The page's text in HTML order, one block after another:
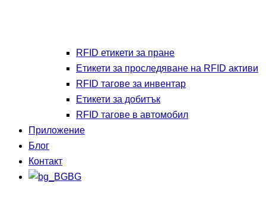
RFID етикети за пране
Етикети за проследяване на RFID активи
RFID тагове за инвентар
Етикети за добитък
RFID тагове в автомобил
Приложение
Блог
Контакт
BG